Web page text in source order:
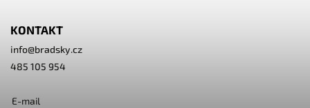
KONTAKT
info@bradsky.cz
485 105 954
E-mail